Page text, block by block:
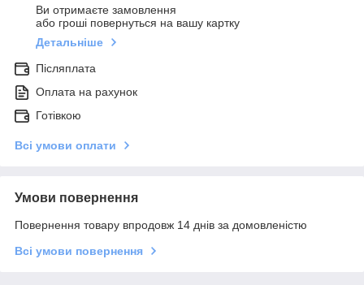
Ви отримаєте замовлення
або гроші повернуться на вашу картку
Детальніше
Післяплата
Оплата на рахунок
Готівкою
Всі умови оплати
Умови повернення
Повернення товару впродовж 14 днів за домовленістю
Всі умови повернення